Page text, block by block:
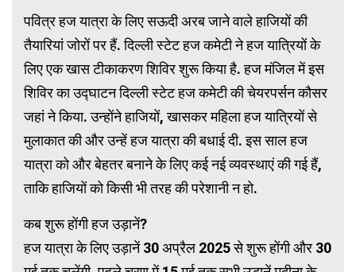
पवित्र हज यात्रा के लिए सऊदी अरब जाने वाले हाजियों की
तैयारियां जोरों पर हैं. दिल्ली स्टेट हज कमेटी ने हज यात्रियों के
लिए एक खास टीकाकरण शिविर शुरू किया है. हज मंजिल में इस
शिविर का उद्घाटन दिल्ली स्टेट हज कमेटी की चेयरपर्सन कौसर
जहां ने किया. उन्होंने हाजियों, खासकर महिला हज यात्रियों से
मुलाकात की और उन्हें हज यात्रा की बधाई दी. इस साल हज
यात्रा को और बेहतर बनाने के लिए कई नई व्यवस्थाएं की गई हैं,
ताकि हाजियों को किसी भी तरह की परेशानी न हो.
कब शुरू होंगी हज उड़ानें?
हज यात्रा के लिए उड़ानें 30 अप्रैल 2025 से शुरू होंगी और 30